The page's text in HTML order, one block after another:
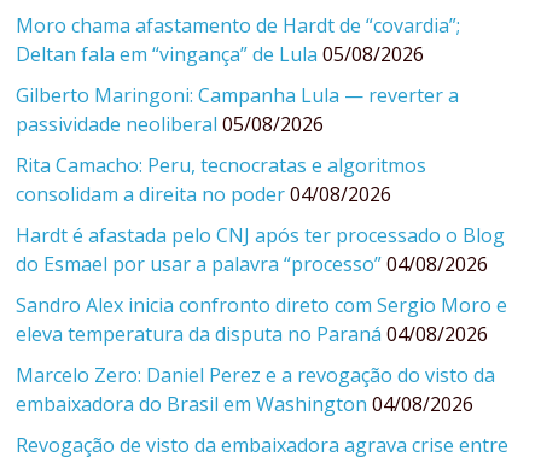
Moro chama afastamento de Hardt de “covardia”;
Deltan fala em “vingança” de Lula 05/08/2026
Gilberto Maringoni: Campanha Lula — reverter a
passividade neoliberal 05/08/2026
Rita Camacho: Peru, tecnocratas e algoritmos
consolidam a direita no poder 04/08/2026
Hardt é afastada pelo CNJ após ter processado o Blog
do Esmael por usar a palavra “processo” 04/08/2026
Sandro Alex inicia confronto direto com Sergio Moro e
eleva temperatura da disputa no Paraná 04/08/2026
Marcelo Zero: Daniel Perez e a revogação do visto da
embaixadora do Brasil em Washington 04/08/2026
Revogação de visto da embaixadora agrava crise entre